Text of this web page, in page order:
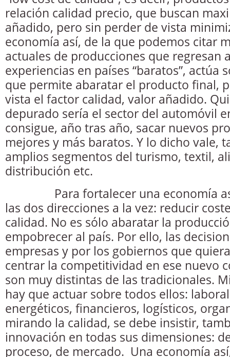
relación calidad precio, que buscan
añadido, pero sin perder de vista
economía así, de la que podemos citar
actuales de producciones que regresan
experiencias en países “baratos”, actúa
que permite abaratar el producto final,
vista el factor calidad, valor añadido.
depurado sería el sector del automóvil
consigue, año tras año, sacar nuevos
mejores y más baratos. Y lo dicho vale,
amplios segmentos del turismo, textil,
distribución etc.
Para fortalecer una economía
las dos direcciones a la vez: reducir
calidad. No es sólo abaratar la
empobrecer al país. Por ello, las
empresas y por los gobiernos que
centrar la competitividad en ese nuevo
son muy distintas de las tradicionales.
hay que actuar sobre todos ellos:
energéticos, financieros, logísticos,
mirando la calidad, se debe insistir,
innovación en todas sus dimensiones:
proceso, de mercado. Una economía